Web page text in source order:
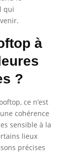
qui
à
?
ce n’est
cohérence
sensible à la
lieux
précises